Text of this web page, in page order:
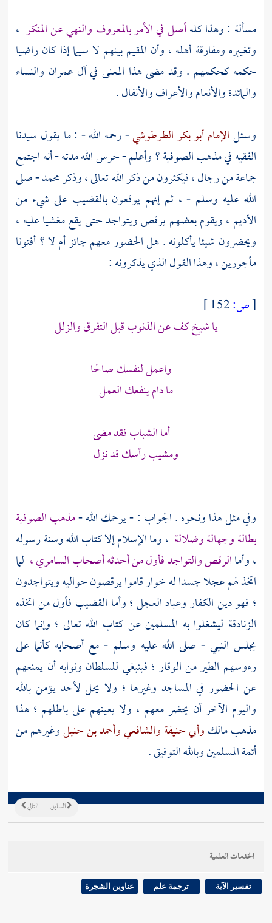
مسألة : وهذا كلهأصل في الأمر بالمعروف والنهي عن المنكر ،
وتغييره ومفارقة أهله ، وأن المقيم بينهم لا سيما إذا كان راضيا
حكمه كحكمهم . وقد مضى هذا المعنى في آل عمران والنساء
والمائدة والأنعام والأعراف والأنفال .
وسئلالإمام أبو بكر الطرطوشي- رحمه الله - : ما يقول سيدنا
الفقيه في مذهبالصوفية؟ وأعلم - حرس الله مدته - أنه اجتمع
جماعة من رجال ، فيكثرون من ذكر الله تعالى ، وذكرمحمد- صلى
الله عليه وسلم - ، ثم إنهم يوقعون بالقضيب على شيء من
الأديم ، ويقوم بعضهم يرقص ويتواجد حتى يقع مغشيا عليه ،
ويحضرون شيئا يأكلونه . هل الحضور معهم جائز أم لا ؟ أفتونا
مأجورين ، وهذا القول الذي يذكرونه :
[ص:
يا شيخ كف عن الذنوب قبل التفرق والزلل
واعمل لنفسك صالحا
ما دام ينفعك العمل
أما الشباب فقد مضى
ومشيب رأسك قد نزل
وفي مثل هذا ونحوه . الجواب : - يرحمك الله -مذهبالصوفية
بطالة وجهالة وضلالة ، وما الإسلام إلا كتاب الله وسنة رسوله
، وأماالرقص والتواجد فأول من أحدثه أصحابالسامري ، لما
اتخذ لهم عجلا جسدا له خوار قاموا يرقصون حواليه ويتواجدون
؛ فهو دين الكفار وعباد العجل ؛ وأما القضيب فأول من اتخذه
الزنادقة ليشغلوا به المسلمين عن كتاب الله تعالى ؛ وإنما كان
يجلس النبي - صلى الله عليه وسلم - مع أصحابه كأنما على
رءوسهم الطير من الوقار ؛ فينبغي للسلطان ونوابه أن يمنعهم
عن الحضور في المساجد وغيرها ؛ ولا يحل لأحد يؤمن بالله
واليوم الآخر أن يحضر معهم ، ولا يعينهم على باطلهم ؛ هذا
مذهبمالكوأبي حنيفةوالشافعيوأحمد بن حنبلوغيرهم من
أئمة المسلمين وبالله التوفيق .
التالي السابق
الخدمات العلمية
تفسير الآية ترجمة علم عناوين الشجرة